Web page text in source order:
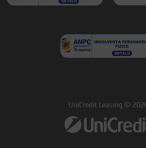
UniCredit Leasing ©